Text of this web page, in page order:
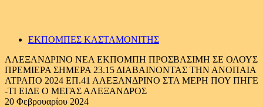
ΕΚΠΟΜΠΕΣ ΚΑΣΤΑΜΟΝΙΤΗΣ
ΑΛΕΞΑΝΔΡΙΝΟ ΝΕΑ ΕΚΠΟΜΠΗ ΠΡΟΣΒΑΣΙΜΗ ΣΕ ΟΛΟΥΣ
ΠΡΕΜΙΕΡΑ ΣΗΜΕΡΑ 23.15 ΔΙΑΒΑΙΝΟΝΤΑΣ ΤΗΝ ΑΝΟΠΑΙΑ
ΑΤΡΑΠΟ 2024 ΕΠ.41 ΑΛΕΞΑΝΔΡΙΝΟ ΣΤΑ ΜΕΡΗ ΠΟΥ ΠΗΓΕ
-ΤΙ ΕΙΔΕ Ο ΜΕΓΑΣ ΑΛΕΞΑΝΔΡΟΣ
20 Φεβρουαρίου 2024